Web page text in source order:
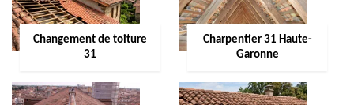
Changement de toiture
31
Charpentier 31 Haute-
Garonne